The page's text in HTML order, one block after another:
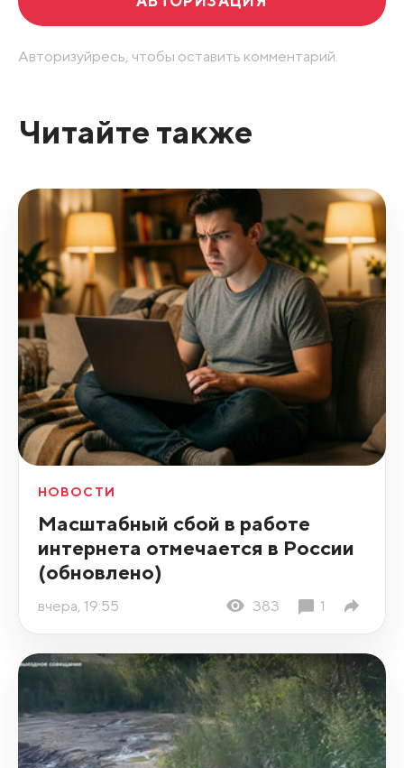
Авторизуйресь, чтобы оставить комментарий.
Читайте также
НОВОСТИ
Масштабный сбой в работе
интернета отмечается в России
(обновлено)
вчера, 19:55 383 1